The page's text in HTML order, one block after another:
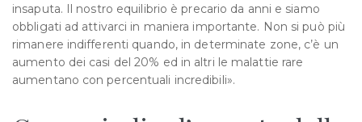
insaputa. Il nostro equilibrio è precario da anni e siamo
obbligati ad attivarci in maniera importante. Non si può più
rimanere indifferenti quando, in determinate zone, c’è un
aumento dei casi del 20% ed in altri le malattie rare
aumentano con percentuali incredibili».